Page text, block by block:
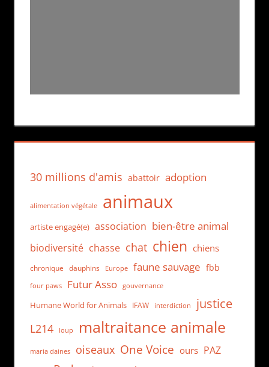
30 millions d'amis abattoir adoption
alimentation végétale animaux
artiste engagé(e) association bien-être animal
biodiversité chasse chat chien chiens
chronique dauphins Europe faune sauvage fbb
four paws Futur Asso gouvernance
Humane World for Animals IFAW interdiction justice
L214 loup maltraitance animale
maria daines oiseaux One Voice ours PAZ